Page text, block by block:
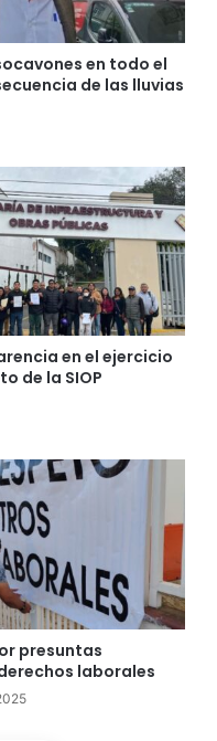
en todo el
de las lluvias
en el ejercicio
de la SIOP
presuntas
laborales